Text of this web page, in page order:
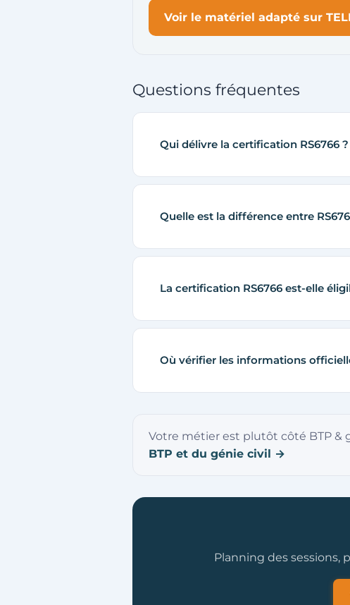
Voir le matériel adapté sur
Questions fréquentes
Qui délivre la certification RS6766 ?
Quelle est la différence entre
La certification RS6766 est-elle
Où vérifier les informations
Votre métier est plutôt côté BTP &
BTP et du génie civil →
Planning des